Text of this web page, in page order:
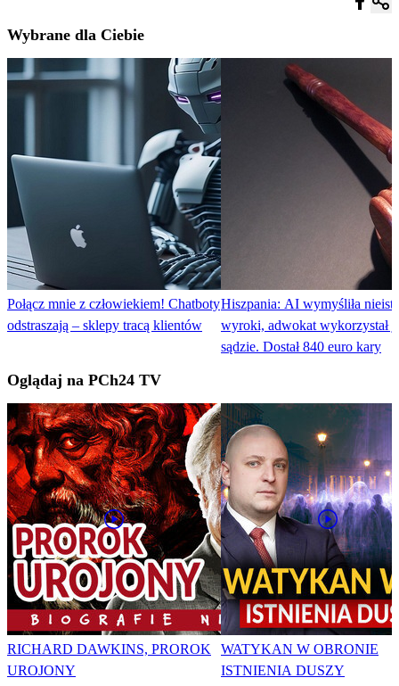
Wybrane dla Ciebie
Połącz mnie z człowiekiem! Chatboty
odstraszają – sklepy tracą klientów
Hiszpania: AI wymyśliła
wyroki, adwokat wykorzystał
sądzie. Dostał 840 euro kary
Oglądaj na PCh24 TV
RICHARD DAWKINS, PROROK
UROJONY
WATYKAN W OBRONIE
ISTNIENIA DUSZY